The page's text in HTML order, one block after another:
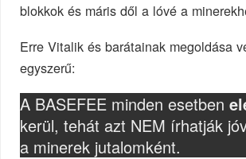
blokkok és máris dől a lóvé a
Erre Vitalik és barátainak megoldása
egyszerű:
A BASEFEE minden esetben
kerül, tehát azt NEM írhatják
a minerek jutalomként.